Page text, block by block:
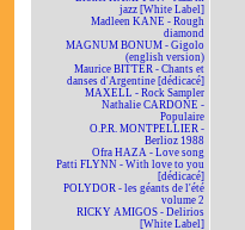
jazz [White Label]
Madleen KANE - Rough
diamond
MAGNUM BONUM - Gigolo
(english version)
Maurice BITTER - Chants et
danses d'Argentine [dédicacé]
MAXELL - Rock Sampler
Nathalie CARDONE -
Populaire
O.P.R. MONTPELLIER -
Berlioz 1988
Ofra HAZA - Love song
Patti FLYNN - With love to you
[dédicacé]
POLYDOR - les géants de l'été
volume 2
RICKY AMIGOS - Delirios
[White Label]